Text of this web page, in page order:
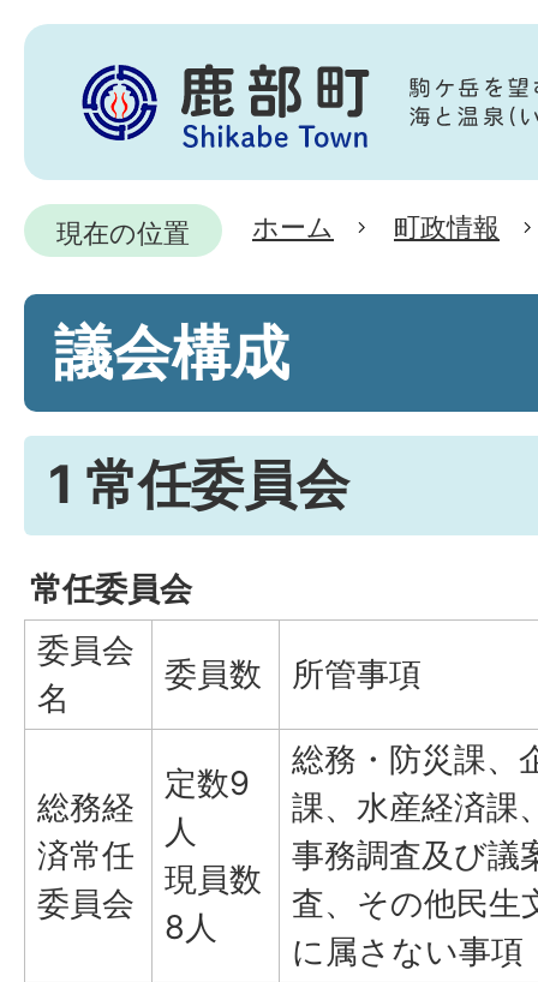
現在の位置 ホーム 町政情報
議会構成
1 常任委員会
常任委員会
委員会
名
委員数 所管事項
総務経
済常任
委員会
定数9
人
現員数
8人
総務・防災課、
課、水産経済課
事務調査及び議
査、その他民生
に属さない事項